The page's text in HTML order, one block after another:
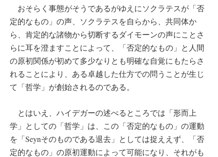
おそらく事態がそうであるがゆえにソクラテスが「否
定的なもの」の声、ソクラテスを自らから、共同体か
ら、肯定的な諸物から切断するダイモーンの声にことさ
らに耳を澄ますことによって、「否定的なもの」と人間
の原初関係が初めて多少なりとも明確な自覚にもたらさ
れることにより、ある卓越した仕方での問うことが生じ
て「哲学」が創始されるのである。
とはいえ、ハイデガーの述べるところでは「形而上
学」としての「哲学」は、この「否定的なもの」の運動
を「Seynそのものである退去」としては捉ええず、「否
定的なもの」の原初運動によって可能になり、それがも